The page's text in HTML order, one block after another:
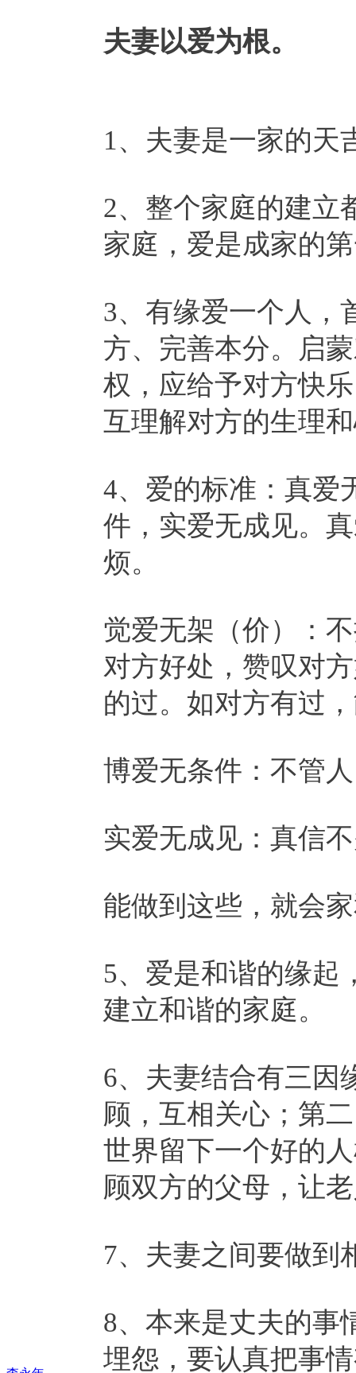
夫妻以爱为根。
1、夫妻是一家的天
2、整个家庭的建立
家庭，爱是成家的
3、有缘爱一个人，
方、完善本分。启
权，应给予对方快
互理解对方的生理
4、爱的标准：真爱
件，实爱无成见。
烦。
觉爱无架（价）：
对方好处，赞叹对
的过。如对方有过
博爱无条件：不管
实爱无成见：真信
能做到这些，就会
5、爱是和谐的缘起
建立和谐的家庭。
6、夫妻结合有三因
顾，互相关心；第
世界留下一个好的
顾双方的父母，让
7、夫妻之间要做到
8、本来是丈夫的事
埋怨，要认真把事